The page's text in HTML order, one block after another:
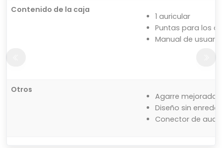
Contenido de la caja
1 auricular
Puntas para los
Manual de usuario
Otros
Agarre mejorado
Diseño sin
Conector de